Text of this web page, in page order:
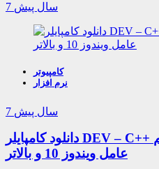
7 سال پیش
کامپیوتر
نرم افزار
7 سال پیش
دانلود کامپایلر DEV – C++ نسخه 5.6.3 برای سیستم
عامل ویندوز 10 و بالاتر